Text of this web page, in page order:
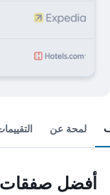
لمحة عن
أفضل صفقات